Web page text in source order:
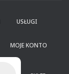
USŁUGI
MOJE KONTO